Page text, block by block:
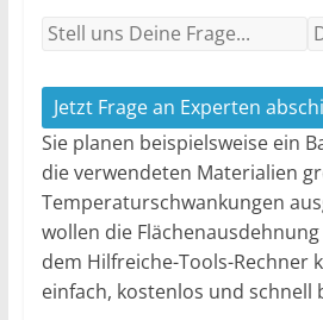
Jetzt Frage an Experten
Sie planen beispielsweise ein
die verwendeten Materialien
Temperaturschwankungen
wollen die
dem Hilfreiche-Tools-Rechner
einfach, kostenlos und schnell